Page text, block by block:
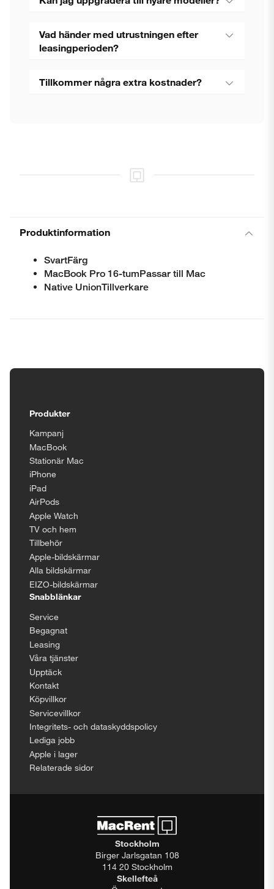
Vad händer med utrustningen efter
leasingperioden?
Tillkommer några extra kostnader?
Produktinformation
SvartFärg
MacBook Pro 16-tumPassar till Mac
Native UnionTillverkare
Produkter
Kampanj
MacBook
Stationär Mac
iPhone
iPad
AirPods
Apple Watch
TV och hem
Tillbehör
Apple-bildskärmar
Alla bildskärmar
EIZO-bildskärmar
Snabblänkar
Service
Begagnat
Leasing
Våra tjänster
Upptäck
Kontakt
Köpvillkor
Servicevillkor
Integritets- och dataskyddspolicy
Lediga jobb
Apple i lager
Relaterade sidor
Stockholm
Birger Jarlsgatan 108
114 20 Stockholm
Skellefteå